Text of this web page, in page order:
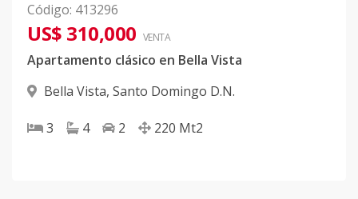
Código: 413296
US$ 310,000 VENTA
Apartamento clásico en Bella Vista
Bella Vista, Santo Domingo D.N.
3 4 2 220 Mt2